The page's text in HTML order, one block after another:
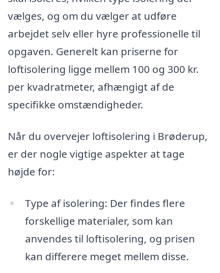
vælges, og om du vælger at udføre
arbejdet selv eller hyre professionelle til
opgaven. Generelt kan priserne for
loftisolering ligge mellem 100 og 300 kr.
per kvadratmeter, afhængigt af de
specifikke omstændigheder.
Når du overvejer loftisolering i Brøderup,
er der nogle vigtige aspekter at tage
højde for:
Type af isolering: Der findes flere
forskellige materialer, som kan
anvendes til loftisolering, og prisen
kan differere meget mellem disse.